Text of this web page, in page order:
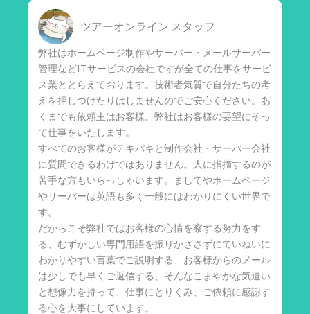
ツアーオンライン スタッフ
弊社はホームページ制作やサーバー・メールサーバー
管理などITサービスの会社ですが全ての仕事をサービ
ス業ととらえております。技術者気質で自分たちの考
えを押しつけたりはしませんのでご安心ください。あ
くまでも依頼主はお客様。弊社はお客様の要望にそっ
て仕事をいたします。
すべてのお客様がテキパキと制作会社・サーバー会社
に質問できるわけではありません。人に指摘するのが
苦手な方もいらっしゃいます。ましてやホームページ
やサーバーは英語も多く一般にはわかりにくい世界で
す。
だからこそ弊社ではお客様の心情を察する努力をす
る、むずかしい専門用語を振りかざさずにていねいに
わかりやすい言葉でご説明する、お客様からのメール
は少しでも早くご返信する、そんなこまやかな気遣い
と想像力を持って、仕事にとりくみ、ご依頼に感謝す
る心を大事にしています。